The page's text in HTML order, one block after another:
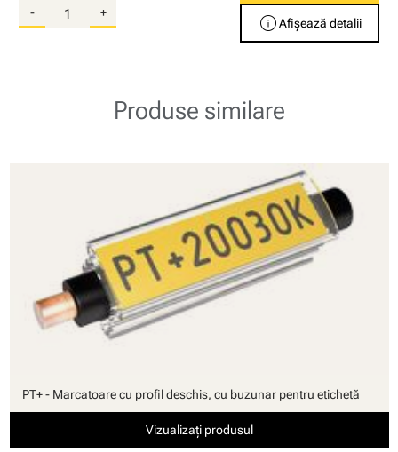
- + infoAfișează detalii
Produse similare
PT+ - Marcatoare cu profil deschis, cu buzunar pentru etichetă
Vizualizați produsul